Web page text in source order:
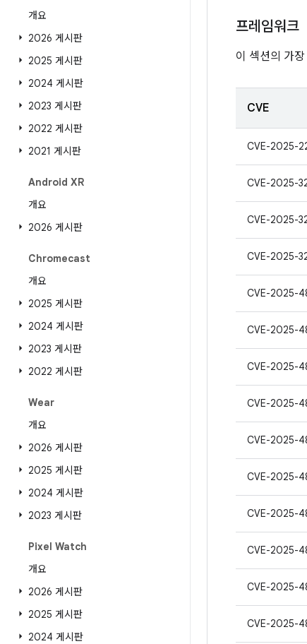
개요
2026 게시판
2025 게시판
2024 게시판
2023 게시판
2022 게시판
2021 게시판
Android XR
개요
2026 게시판
Chromecast
개요
2025 게시판
2024 게시판
2023 게시판
2022 게시판
Wear
개요
2026 게시판
2025 게시판
2024 게시판
2023 게시판
Pixel Watch
개요
2026 게시판
2025 게시판
2024 게시판
프레임워크
이 섹션의 가
CVE
CVE-2025-
CVE-2025-
CVE-2025-
CVE-2025-
CVE-2025-
CVE-2025-
CVE-2025-
CVE-2025-
CVE-2025-
CVE-2025-
CVE-2025-
CVE-2025-
CVE-2025-
CVE-2025-